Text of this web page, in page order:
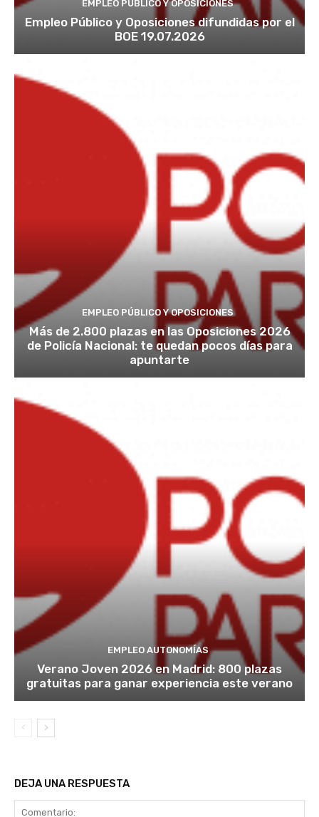
EMPLEO PÚBLICO Y OPOSICIONES
Empleo Público y Oposiciones difundidas por el
BOE 19.07.2026
EMPLEO PÚBLICO Y OPOSICIONES
Más de 2.800 plazas en las Oposiciones 2026
de Policía Nacional: te quedan pocos días para
apuntarte
EMPLEO AUTONOMÍAS
Verano Joven 2026 en Madrid: 800 plazas
gratuitas para ganar experiencia este verano
DEJA UNA RESPUESTA